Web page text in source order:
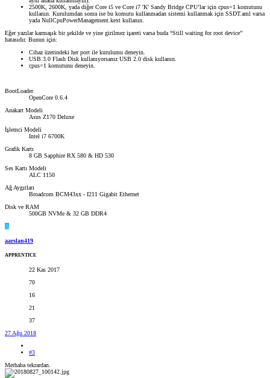
2500K, 2600K, yada diğer Core i5 ve Core i7 'K' Sandy Bridge CPU’lar için cpus=1 komutunu
kullanın. Kurulumdan sonra ise bu komutu kullanmadan sistemi kullanmak için SSDT.aml varsa
yada NullCpuPowerManagement.kext kullanın.
Eğer yazılar karmaşık bir şekilde ve yine girilmez işareti varsa buda “Still waiting for root device”
hatasıdır. Bunun için:
Cihaz üzerindeki her port ile kurulumu deneyin.
USB 3.0 Flash Disk kullanıyorsanız USB 2.0 disk kullanın.
cpus=1 komutunu deneyin.
BootLoader
OpenCore 0.6.4
Anakart Modeli
Asus Z170 Deluxe
İşlemci Modeli
Intel i7 6700K
Grafik Kartı
8 GB Sapphire RX 580 & HD 530
Ses Kartı Modeli
ALC 1150
Ağ Aygıtları
Broadcom BCM43xx - I211 Gigabit Ethernet
Disk ve RAM
500GB NVMe & 32 GB DDR4
A
aarslan419
APPRENTICE
22 Kas 2017
70
16
21
37
27 Ağu 2018
#3
Merhaba tekrardan.